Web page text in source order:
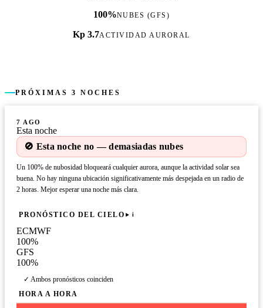
100%NUBES (GFS)
Kp 3.7ACTIVIDAD AURORAL
PRÓXIMAS 3 NOCHES
7 AGO
Esta noche
🚫 Esta noche no — demasiadas nubes
Un 100% de nubosidad bloqueará cualquier aurora, aunque la actividad solar sea
buena. No hay ninguna ubicación significativamente más despejada en un radio de
2 horas. Mejor esperar una noche más clara.
PRONÓSTICO DEL CIELO i
ECMWF
100%
GFS
100%
✓ Ambos pronósticos coinciden
HORA A HORA